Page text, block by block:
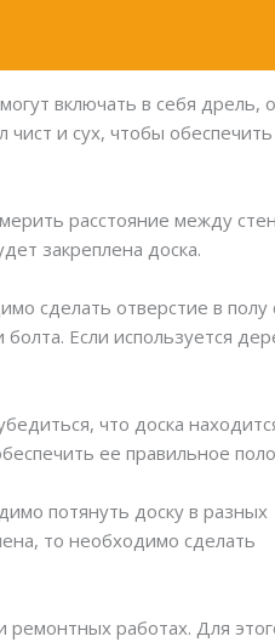
включать в себя дрель,
и сух, чтобы
расстояние между
закреплена доска.
сделать отверстие в
Если используется
что доска
ее правильное
потянуть доску в разных
то необходимо сделать
ремонтных работах. Для